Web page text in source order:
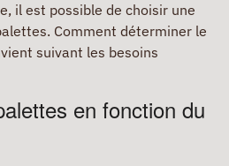
il est possible de choisir une
Comment déterminer le
suivant les besoins
en fonction du